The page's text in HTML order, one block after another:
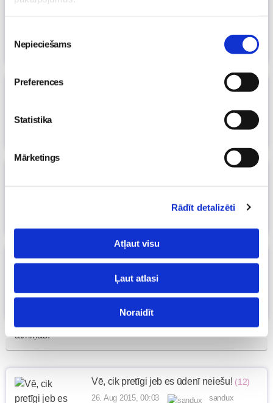
izvēle
Nepieciešams
Preferences
Statistika
Mārketings
Rādīt detalizēti
Atļaut visu
Ļaut atlasi
Noraidīt
vāki ar savienotājstūriem (2)
Kā tumšākajā gadalaikā mājas padarīt
Māmiņu klubs
Ierāmēšana - lai lietas sagādātu prieku
un patīkamas atmiņas!
16. Sep 2015, 00:05
Vē, cik pretīgi jeb es ūdenī neiešu! (12)
26. Aug 2015, 00:03 sandux